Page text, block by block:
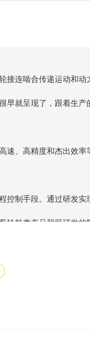
接连啮合传递运动和动
早就呈现了，跟着生
速、高精度和杰出效
控制手段。通过研发
轮鼓类产品我司研发
要求，制造成本比传